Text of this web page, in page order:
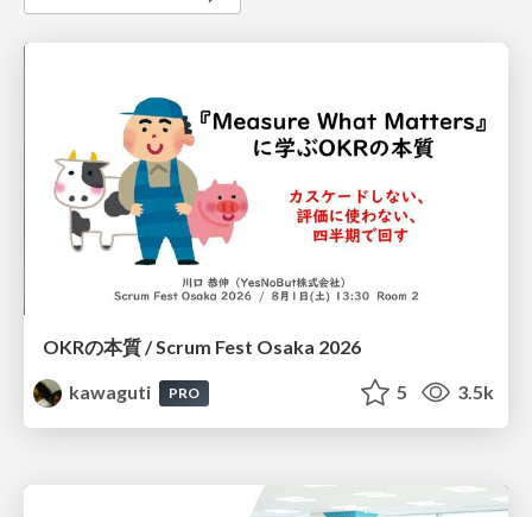
OKRの本質 / Scrum Fest Osaka 2026
kawaguti
PRO 5 3.5k